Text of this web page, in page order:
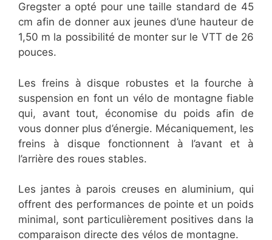
Gregster a opté pour une taille standard de 45
cm afin de donner aux jeunes d’une hauteur de
1,50 m la possibilité de monter sur le VTT de 26
pouces.
Les freins à disque robustes et la fourche à
suspension en font un vélo de montagne fiable
qui, avant tout, économise du poids afin de
vous donner plus d’énergie. Mécaniquement, les
freins à disque fonctionnent à l’avant et à
l’arrière des roues stables.
Les jantes à parois creuses en aluminium, qui
offrent des performances de pointe et un poids
minimal, sont particulièrement positives dans la
comparaison directe des vélos de montagne.